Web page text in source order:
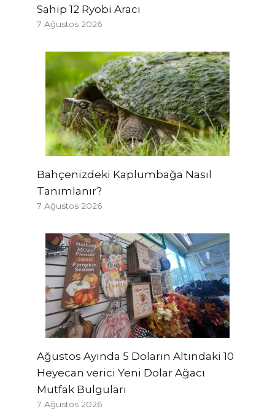
Sahip 12 Ryobi Aracı
7 Ağustos 2026
Bahçenizdeki Kaplumbağa Nasıl
Tanımlanır?
7 Ağustos 2026
Ağustos Ayında 5 Doların Altındaki 10
Heyecan verici Yeni Dolar Ağacı
Mutfak Bulguları
7 Ağustos 2026